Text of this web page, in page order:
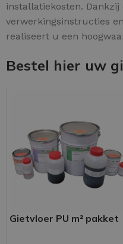
installatiekosten. Dankzij
verwerkingsinstructies
realiseert u een
Bestel hier uw
Gietvloer PU m² pakket